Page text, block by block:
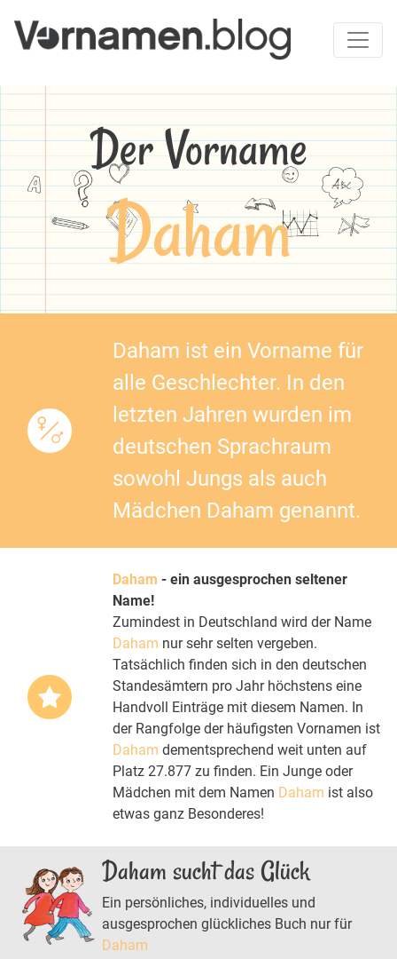
Der Vorname
Daham
Daham ist ein Vorname für
alle Geschlechter. In den
letzten Jahren wurden im
deutschen Sprachraum
sowohl Jungs als auch
Mädchen Daham genannt.
Daham - ein ausgesprochen seltener
Name!
Zumindest in Deutschland wird der Name
Daham nur sehr selten vergeben.
Tatsächlich finden sich in den deutschen
Standesämtern pro Jahr höchstens eine
Handvoll Einträge mit diesem Namen. In
der Rangfolge der häufigsten Vornamen ist
Daham dementsprechend weit unten auf
Platz 27.877 zu finden. Ein Junge oder
Mädchen mit dem Namen Daham ist also
etwas ganz Besonderes!
Daham sucht das Glück
Ein persönliches, individuelles und
ausgesprochen glückliches Buch nur für
Daham